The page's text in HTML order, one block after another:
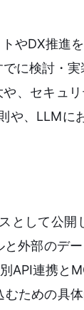
やDX推進
に検討・
、セキュ
や、LLM
として公
外部のデ
API連携と
ための具